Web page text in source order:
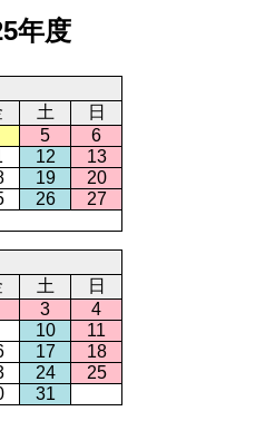
年度
土
日
5
6
12
13
19
20
26
27
土
日
3
4
10
11
17
18
24
25
31